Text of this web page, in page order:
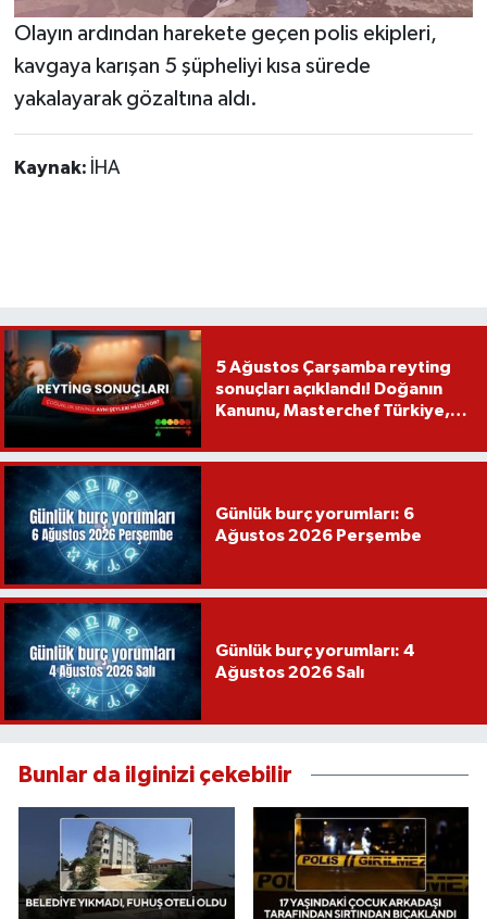
Olayın ardından harekete geçen polis ekipleri,
kavgaya karışan 5 şüpheliyi kısa sürede
yakalayarak gözaltına aldı.
Kaynak: İHA
5 Ağustos Çarşamba reyting
sonuçları açıklandı! Doğanın
Kanunu, Masterchef Türkiye,
Günlük burç yorumları: 6
Ağustos 2026 Perşembe
Günlük burç yorumları: 4
Ağustos 2026 Salı
Bunlar da ilginizi çekebilir